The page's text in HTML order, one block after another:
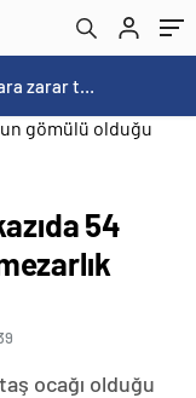
Cristiano Ronaldo’nun akıllara zarar tüm kariyerinin istatistiğini çıkardık !
54
ocağı olduğu